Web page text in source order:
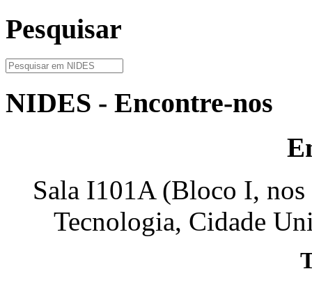
Pesquisar
NIDES - Encontre-nos
Sala I101A (Bloco I,
Tecnologia, Cidade